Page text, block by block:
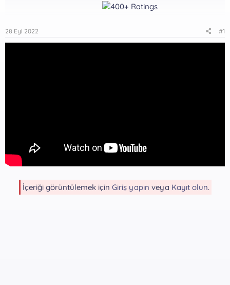
28 Eyl 2022 #1
İçeriği görüntülemek için Giriş yapın veya Kayıt olun.